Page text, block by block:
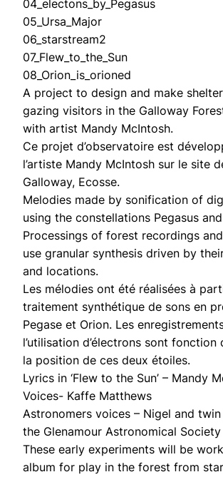
04_electons_by_Pegasus
05_Ursa_Major
06_starstream2
07_Flew_to_the_Sun
08_Orion_is_orioned
A project to design and make
gazing visitors in the Galloway
with artist Mandy McIntosh.
Ce projet d’observatoire est
l’artiste Mandy McIntosh sur le site
Galloway, Ecosse.
Melodies made by sonification of
using the constellations Pegasus
Processings of forest recordings
use granular synthesis driven by
and locations.
Les mélodies ont été réalisées à
traitement synthétique de sons en
Pegase et Orion. Les
l’utilisation d’électrons sont fonction
la position de ces deux étoiles.
Lyrics in ‘Flew to the Sun’ – Mandy
Voices- Kaffe Matthews
Astronomers voices – Nigel and
the Glenamour Astronomical Society
These early experiments will be
album for play in the forest from